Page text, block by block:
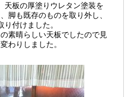
板の厚塗りウレタン塗装を
脚も既存のものを取り外し、
付けました。
素晴らしい天板でしたので見
わりしました。